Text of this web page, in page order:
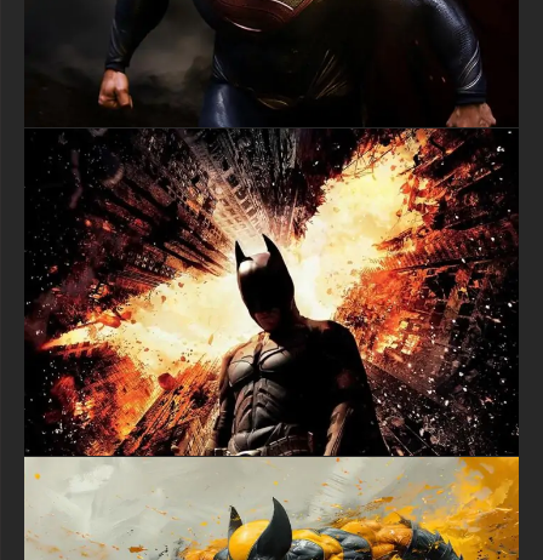
en plein écran sur des écrans haut de gamme.
Parfait pour les passionnés de Marvel et des X-Men
Ce fond d'écran premium de Wolverine séduit les fans dévoués
des Marvel Comics, les passionnés des films X-Men, et tous
ceux qui apprécient l'interprétation légendaire de Logan par
Hugh Jackman. L'œuvre capture l'essence des moments les
plus mémorables du personnage dans la série de films,
évoquant particulièrement les séquences d'action intenses et la
profondeur émotionnelle qui ont fait de Wolverine un favori des
fans.
Le motif du feu symbolise la capacité de Logan à renaître de la
destruction tel un Phénix grâce à son pouvoir de guérison,
faisant de ce fond d'écran non seulement un visuel saisissant
mais aussi une œuvre riche en thématiques. C'est parfait pour
les fans qui souhaitent afficher leur amour du personnage tout
en conservant un arrière-plan sophistiqué et artistique sur leur
ordinateur ou mobile.
Téléchargement et installation faciles
This free Logan Wolverine on fire wallpaper is available for
immediate download and works perfectly with Windows,
macOS, Linux, iOS, and Android devices. The high-quality
image file ensures quick loading times while maintaining
superior visual fidelity. Installation is simple – just download,
save to your preferred location, and set as your background
through your device's display settings.
Idéal pour Usages Multiples